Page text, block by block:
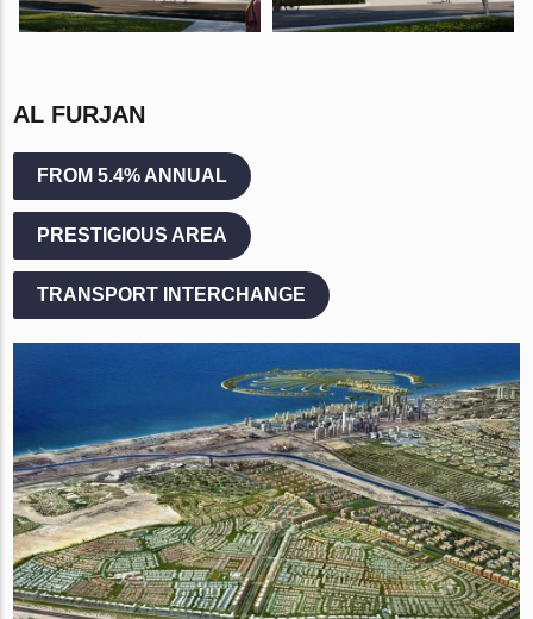
AL FURJAN
FROM 5.4% ANNUAL
PRESTIGIOUS AREA
TRANSPORT INTERCHANGE